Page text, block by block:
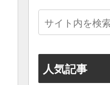
人気記事